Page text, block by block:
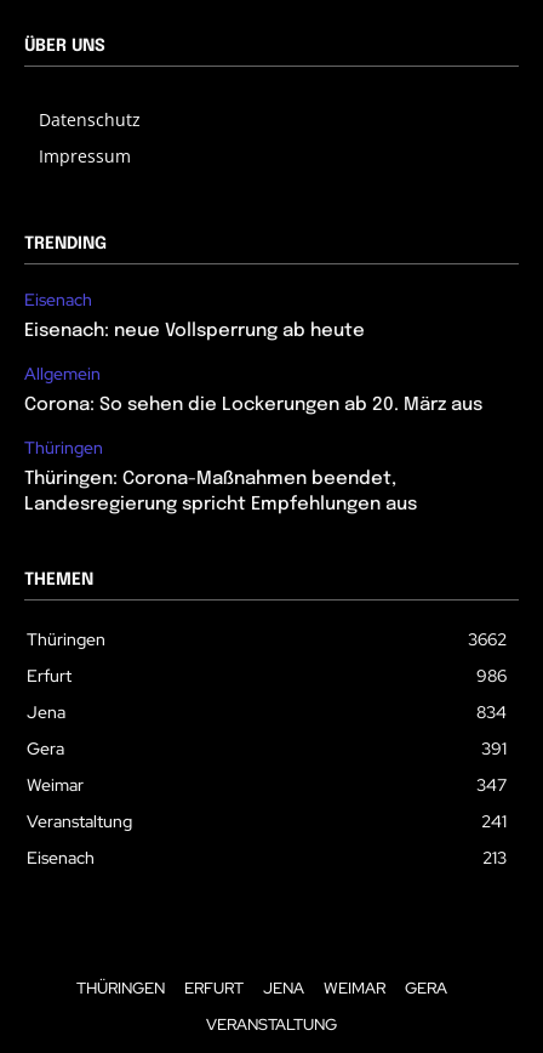
ÜBER UNS
Datenschutz
Impressum
TRENDING
Eisenach
Eisenach: neue Vollsperrung ab heute
Allgemein
Corona: So sehen die Lockerungen ab 20. März aus
Thüringen
Thüringen: Corona-Maßnahmen beendet,
Landesregierung spricht Empfehlungen aus
THEMEN
Thüringen
3662
Erfurt
986
Jena
834
Gera
391
Weimar
347
Veranstaltung
241
Eisenach
213
THÜRINGEN ERFURT JENA WEIMAR
GERA
VERANSTALTUNG